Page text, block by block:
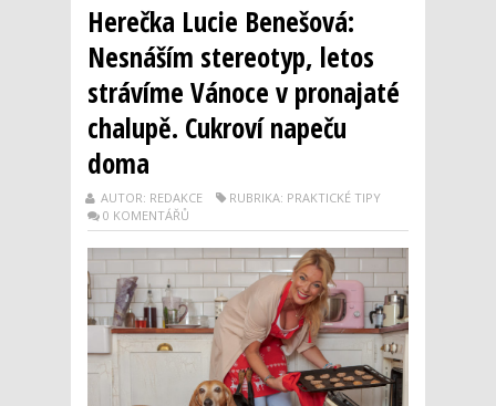
Herečka Lucie Benešová:
Nesnáším stereotyp, letos
strávíme Vánoce v pronajaté
chalupě. Cukroví napeču
doma
AUTOR: REDAKCE
RUBRIKA: PRAKTICKÉ TIPY
0 KOMENTÁŘŮ